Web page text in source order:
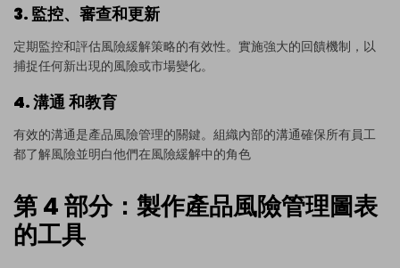
3. 監控、審查和更新
定期監控和評估風險緩解策略的有效性。實施強大的回饋機制，以
捕捉任何新出現的風險或市場變化。
4. 溝通和教育
有效的溝通是產品風險管理的關鍵。組織內部的溝通確保所有員工
都了解風險並明白他們在風險緩解中的角色
第 4 部分：製作產品風險管理圖表
的工具